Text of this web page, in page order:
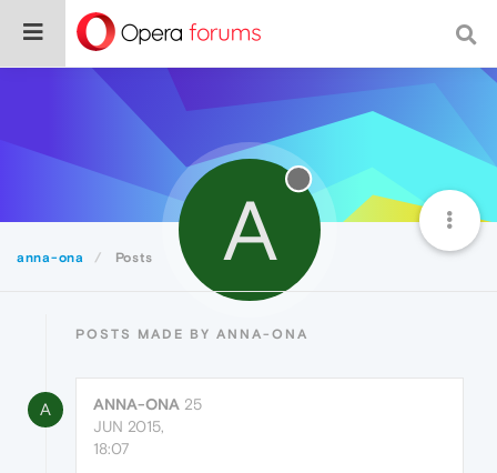
anna-ona Posts A
POSTS MADE BY ANNA-ONA
A ANNA-ONA 25
JUN 2015,
18:07